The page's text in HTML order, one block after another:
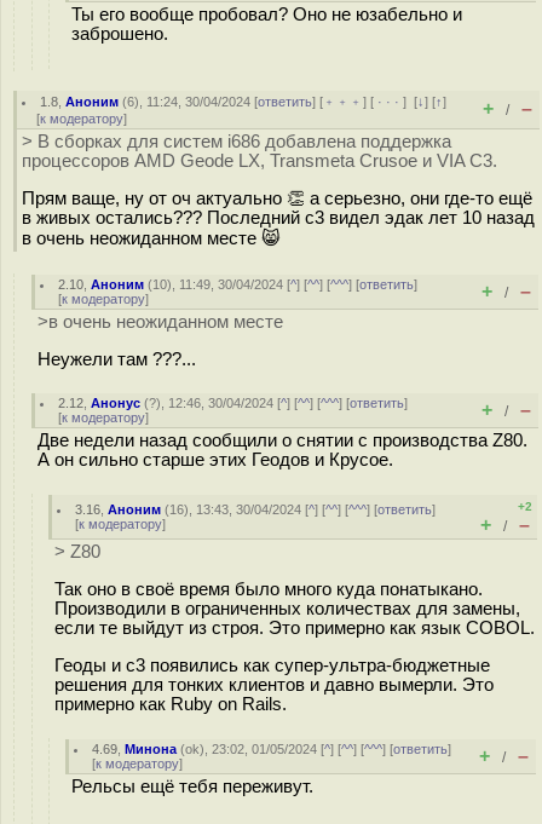
Ты его вообще пробовал? Оно не юзабельно и
заброшено.
1.8 ,Аноним (6), 11:24, 30/04/2024 [ответить] [ ﹢﹢﹢] [ · · ·][↓] [↑]
[к модератору] + / –
> В сборках для систем i686 добавлена поддержка
процессоров AMD Geode LX, Transmeta Crusoe и VIA C3.
Прям ваще, ну от оч актуально 👏 а серьезно, они где-то ещё
в живых остались??? Последний c3 видел эдак лет 10 назад
в очень неожиданном месте 😸
2.10 ,Аноним (10), 11:49, 30/04/2024 [^] [^^] [^^^] [ответить]
[к модератору] + / –
>в очень неожиданном месте
Неужели там ???...
2.12 ,Анонус (?), 12:46, 30/04/2024 [^] [^^] [^^^] [ответить]
[к модератору] + / –
Две недели назад сообщили о снятии с производства Z80.
А он сильно старше этих Геодов и Крусое.
3.16 ,Аноним (16), 13:43, 30/04/2024 [^] [^^] [^^^] [ответить]
[к модератору]
+2
+ / –
> Z80
Так оно в своё время было много куда понатыкано.
Производили в ограниченных количествах для замены,
если те выйдут из строя. Это примерно как язык COBOL.
Геоды и с3 появились как супер-ультра-бюджетные
решения для тонких клиентов и давно вымерли. Это
примерно как Ruby on Rails.
4.69 ,Минона (ok), 23:02, 01/05/2024 [^] [^^] [^^^] [ответить]
[к модератору] + / –
Рельсы ещё тебя переживут.